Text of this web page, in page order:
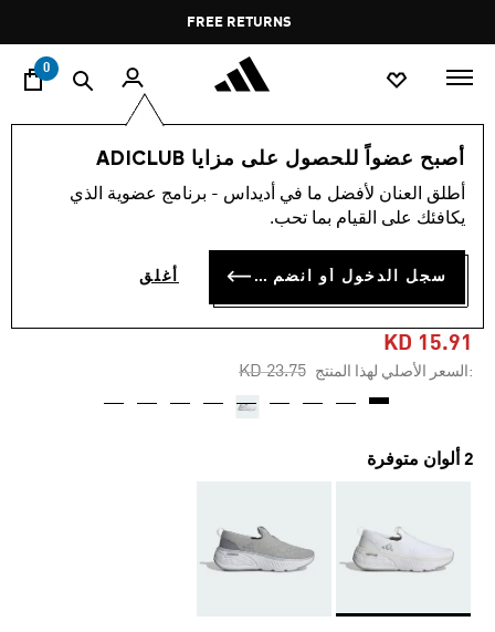
Pause
promotion
rotation
FREE RETURNS
0
أصبح عضواً للحصول على مزايا ADICLUB
أطلق العنان لأفضل ما في أديداس - برنامج عضوية الذي
يكافئك على القيام بما تحب.
سجل الدخول أو انضم الآن أغلق
النساء
-30%
حذاء CLOUDFOAM GO
LOUNGER
KD 15.91
:السعر الأصلي لهذا المنتج Price reduced from
KD 23.75
to
2 ألوان متوفرة